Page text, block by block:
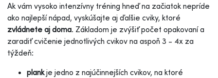
Ak vám vysoko intenzívny tréning hneď na začiatok nepríde
ako najlepší nápad, vyskúšajte aj ďalšie cviky, ktoré
zvládnete aj doma. Základom je zvýšiť počet opakovaní a
zaradiť cvičenie jednotlivých cvikov na aspoň 3 - 4x za
týždeň:
plankje jedno z najúčinnejších cvikov, na ktoré